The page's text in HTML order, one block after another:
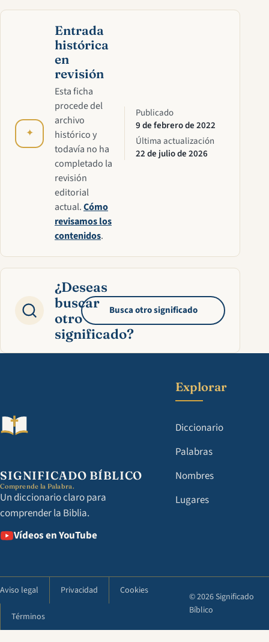
✦
Entrada
histórica
en
revisión
Esta ficha
procede del
archivo
histórico y
todavía no ha
completado la
revisión
editorial
actual.Cómo
revisamos los
contenidos.
Publicado
9 de febrero de 2022
Última actualización
22 de julio de 2026
¿Deseas
buscar
otro
significado?
Busca otro significado
SIGNIFICADO BÍBLICO
Comprende la Palabra.
Un diccionario claro para
comprender la Biblia.
Vídeos en YouTube
Explorar
Diccionario
Palabras
Nombres
Lugares
Aviso legal Privacidad Cookies
Términos
© 2026 Significado
Bíblico